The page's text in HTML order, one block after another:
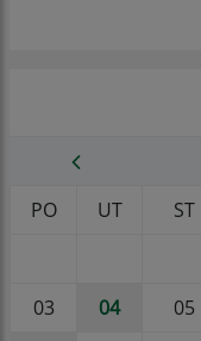
PO
UT ST
03
04 05